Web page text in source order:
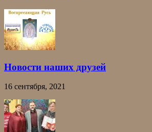
Новости наших друзей
16 сентября, 2021